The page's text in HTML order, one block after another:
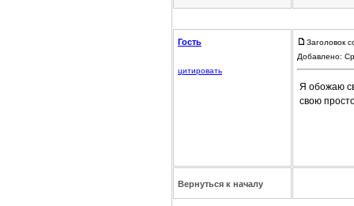
Гость
цитировать
Заголовок
Добавлено:
Я обожаю
свою
Вернуться к началу